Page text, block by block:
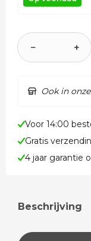
− +
Ook in
Voor 14:00
Gratis
4 jaar garantie
Beschrijving